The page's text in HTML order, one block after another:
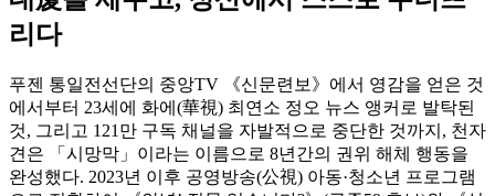
리다
푸젠 통일전선단의 중앙TV 《신문련보》에서 영감을 얻은 것
에서부터 23세에 화에(華視) 최연소 정오 뉴스 앵커로 발탁된
것, 그리고 121만 구독 채널을 자발적으로 중단한 것까지, 천자
견은 「시망막」이라는 이름으로 8년간의 권위 해체 행동을
완성했다. 2023년 이후 공영방송(公視) 아동·청소년 프로그램